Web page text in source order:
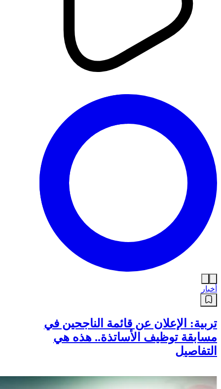
أخبار
تربية: الإعلان عن قائمة الناجحين في
مسابقة توظيف الأساتذة.. هذه هي
التفاصيل